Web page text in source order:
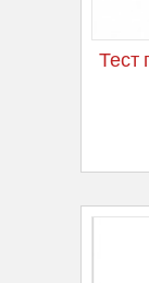
Тест